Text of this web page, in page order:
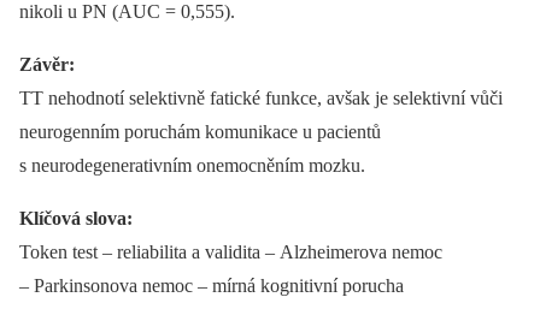
nikoli u PN (AUC = 0,555).
Závěr:
TT nehodnotí selektivně fatické funkce, avšak je selektivní vůči
neurogenním poruchám komunikace u pa­cientů
s neurodegenerativním onemocněním mozku.
Klíčová slova:
Token test –⁠ reliabilita a validita –⁠ Alzheimerova nemoc
–⁠ Parkinsonova nemoc –⁠ mírná kognitivní porucha